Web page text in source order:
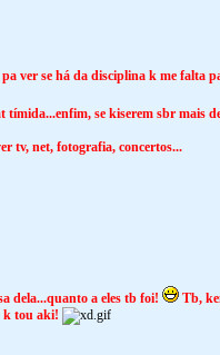
ver se há da disciplina k me falta
tímida...enfim, se kiserem sbr mais
tv, net, fotografia, concertos...
dela...quanto a eles tb foi!
Tb,
k tou aki!